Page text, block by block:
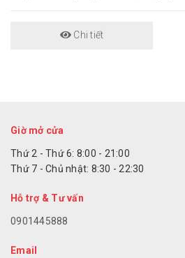
Chi tiết
Giờ mở cửa
Thứ 2 - Thứ 6: 8:00 - 21:00
Thứ 7 - Chủ nhật: 8:30 - 22:30
Hỗ trợ & Tư vấn
0901445888
Email